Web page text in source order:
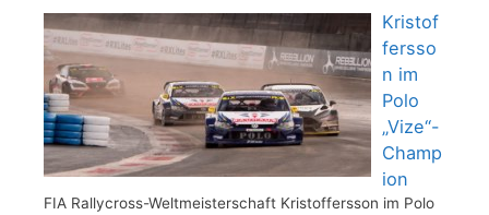
Kristof
fersso
n im
Polo
„Vize“-
Champ
ion
FIA Rallycross-Weltmeisterschaft Kristoffersson im Polo